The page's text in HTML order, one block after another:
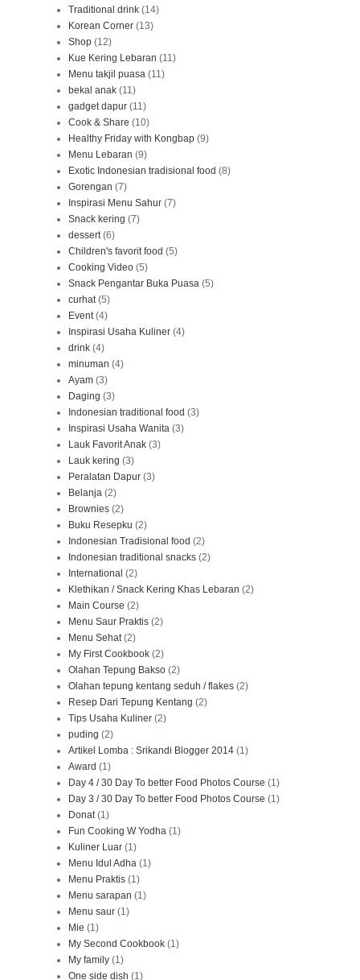
Traditional drink (14)
Korean Corner (13)
Shop (12)
Kue Kering Lebaran (11)
Menu takjil puasa (11)
bekal anak (11)
gadget dapur (11)
Cook & Share (10)
Healthy Friday with Kongbap (9)
Menu Lebaran (9)
Exotic Indonesian tradisional food (8)
Gorengan (7)
Inspirasi Menu Sahur (7)
Snack kering (7)
dessert (6)
Children's favorit food (5)
Cooking Video (5)
Snack Pengantar Buka Puasa (5)
curhat (5)
Event (4)
Inspirasi Usaha Kuliner (4)
drink (4)
minuman (4)
Ayam (3)
Daging (3)
Indonesian traditional food (3)
Inspirasi Usaha Wanita (3)
Lauk Favorit Anak (3)
Lauk kering (3)
Peralatan Dapur (3)
Belanja (2)
Brownies (2)
Buku Resepku (2)
Indonesian Tradisional food (2)
Indonesian traditional snacks (2)
International (2)
Klethikan / Snack Kering Khas Lebaran (2)
Main Course (2)
Menu Saur Praktis (2)
Menu Sehat (2)
My First Cookbook (2)
Olahan Tepung Bakso (2)
Olahan tepung kentang seduh / flakes (2)
Resep Dari Tepung Kentang (2)
Tips Usaha Kuliner (2)
puding (2)
Artikel Lomba : Srikandi Blogger 2014 (1)
Award (1)
Day 4 / 30 Day To better Food Photos Course (1)
Day 3 / 30 Day To better Food Photos Course (1)
Donat (1)
Fun Cooking W Yodha (1)
Kuliner Luar (1)
Menu Idul Adha (1)
Menu Praktis (1)
Menu sarapan (1)
Menu saur (1)
Mie (1)
My Second Cookbook (1)
My family (1)
One side dish (1)